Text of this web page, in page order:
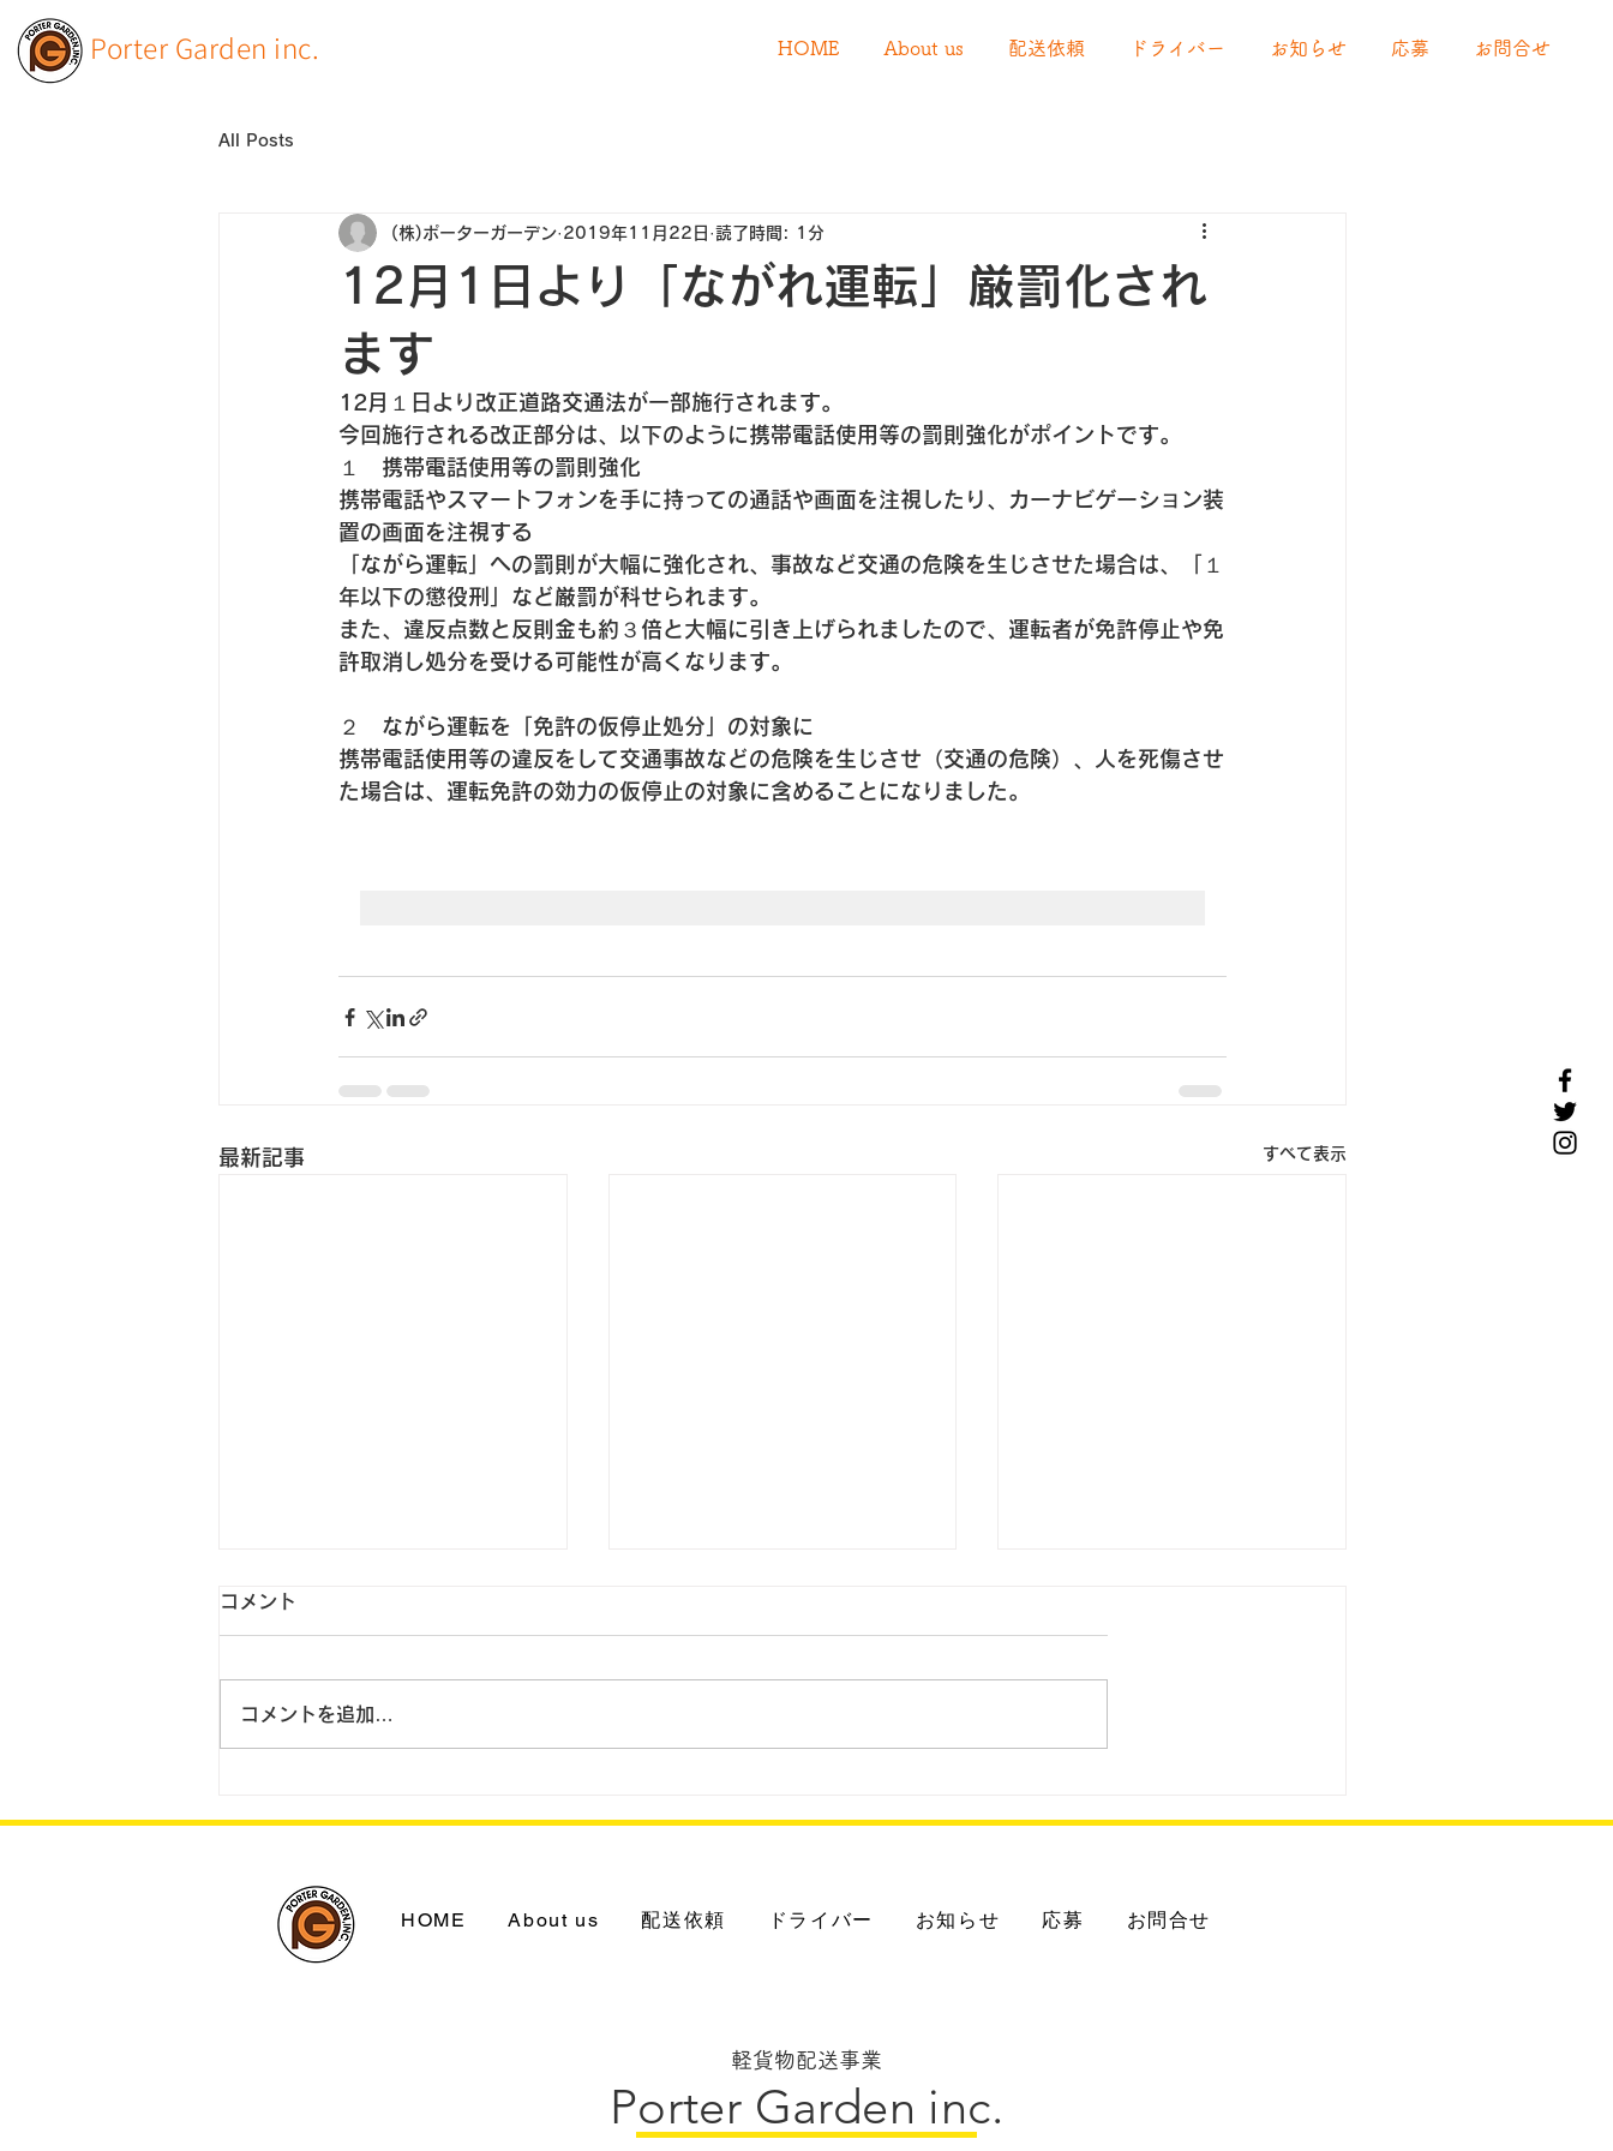
Porter Garden inc. HOME About us 配送依頼 ドライバー お知らせ 応募 お問合せ
All Posts
12月1日より「ながれ運転」厳罰化され
ます
(株)ポーターガーデン 2019年11月22日 読了時間: 1分
12月１日より改正道路交通法が一部施行されます。
今回施行される改正部分は、以下のように携帯電話使用等の罰則強化がポイントです。
１　携帯電話使用等の罰則強化
携帯電話やスマートフォンを手に持っての通話や画面を注視したり、カーナビゲーション装
置の画面を注視する
「ながら運転」への罰則が大幅に強化され、事故など交通の危険を生じさせた場合は、「１
年以下の懲役刑」など厳罰が科せられます。
また、違反点数と反則金も約３倍と大幅に引き上げられましたので、運転者が免許停止や免
許取消し処分を受ける可能性が高くなります。
２　ながら運転を「免許の仮停止処分」の対象に
携帯電話使用等の違反をして交通事故などの危険を生じさせ（交通の危険）、人を死傷させ
た場合は、運転免許の効力の仮停止の対象に含めることになりました。
最新記事 すべて表示
コメント
コメントを追加…
HOME About us 配送依頼 ドライバー お知らせ 応募 お問合せ
Porter Garden inc.
軽貨物配送事業